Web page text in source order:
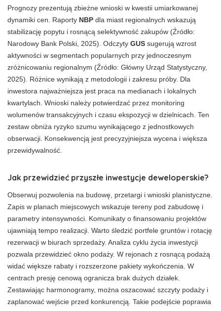
Prognozy prezentują zbieżne wnioski w kwestii umiarkowanej
dynamiki cen. Raporty NBP dla miast regionalnych wskazują
stabilizację popytu i rosnącą selektywność zakupów (Źródło:
Narodowy Bank Polski, 2025). Odczyty GUS sugerują wzrost
aktywności w segmentach popularnych przy jednoczesnym
zróżnicowaniu regionalnym (Źródło: Główny Urząd Statystyczny,
2025). Różnice wynikają z metodologii i zakresu próby. Dla
inwestora najważniejsza jest praca na medianach i lokalnych
kwartylach. Wnioski należy potwierdzać przez monitoring
wolumenów transakcyjnych i czasu ekspozycji w dzielnicach. Ten
zestaw obniża ryzyko szumu wynikającego z jednostkowych
obserwacji. Konsekwencją jest precyzyjniejsza wycena i większa
przewidywalność.
Jak przewidzieć przyszłe inwestycje deweloperskie?
Obserwuj pozwolenia na budowę, przetargi i wnioski planistyczne.
Zapis w planach miejscowych wskazuje tereny pod zabudowę i
parametry intensywności. Komunikaty o finansowaniu projektów
ujawniają tempo realizacji. Warto śledzić portfele gruntów i rotację
rezerwacji w biurach sprzedaży. Analiza cyklu życia inwestycji
pozwala przewidzieć okno podaży. W rejonach z rosnącą podażą
widać większe rabaty i rozszerzone pakiety wykończenia. W
centrach presję cenową ogranicza brak dużych działek.
Zestawiając harmonogramy, można oszacować szczyty podaży i
zaplanować wejście przed konkurencją. Takie podejście poprawia